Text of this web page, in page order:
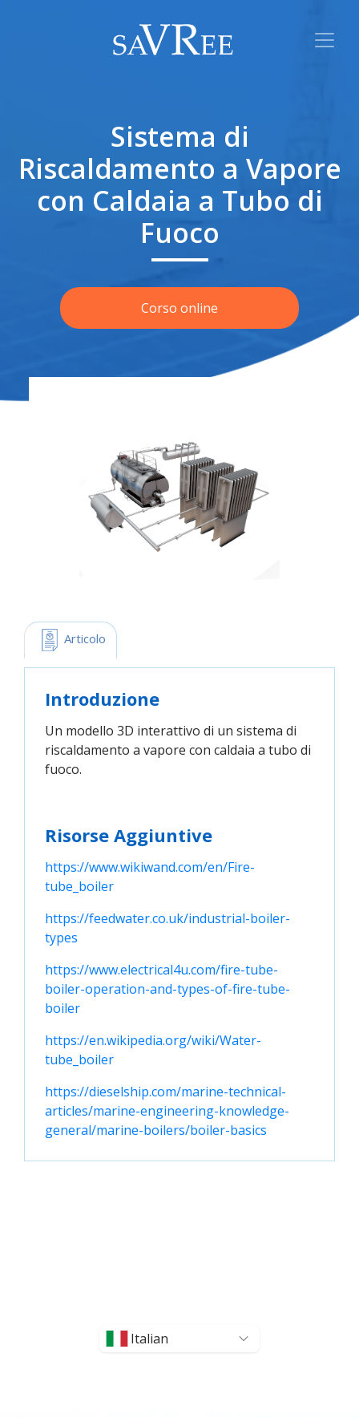
Sistema di
Riscaldamento a Vapore
con Caldaia a Tubo di
Fuoco
Corso online
Articolo
Introduzione
Un modello 3D interattivo di un sistema di
riscaldamento a vapore con caldaia a tubo di
fuoco.
Risorse Aggiuntive
https://www.wikiwand.com/en/Fire-
tube_boiler
https://feedwater.co.uk/industrial-boiler-
types
https://www.electrical4u.com/fire-tube-
boiler-operation-and-types-of-fire-tube-
boiler
https://en.wikipedia.org/wiki/Water-
tube_boiler
https://dieselship.com/marine-technical-
articles/marine-engineering-knowledge-
general/marine-boilers/boiler-basics
Italian